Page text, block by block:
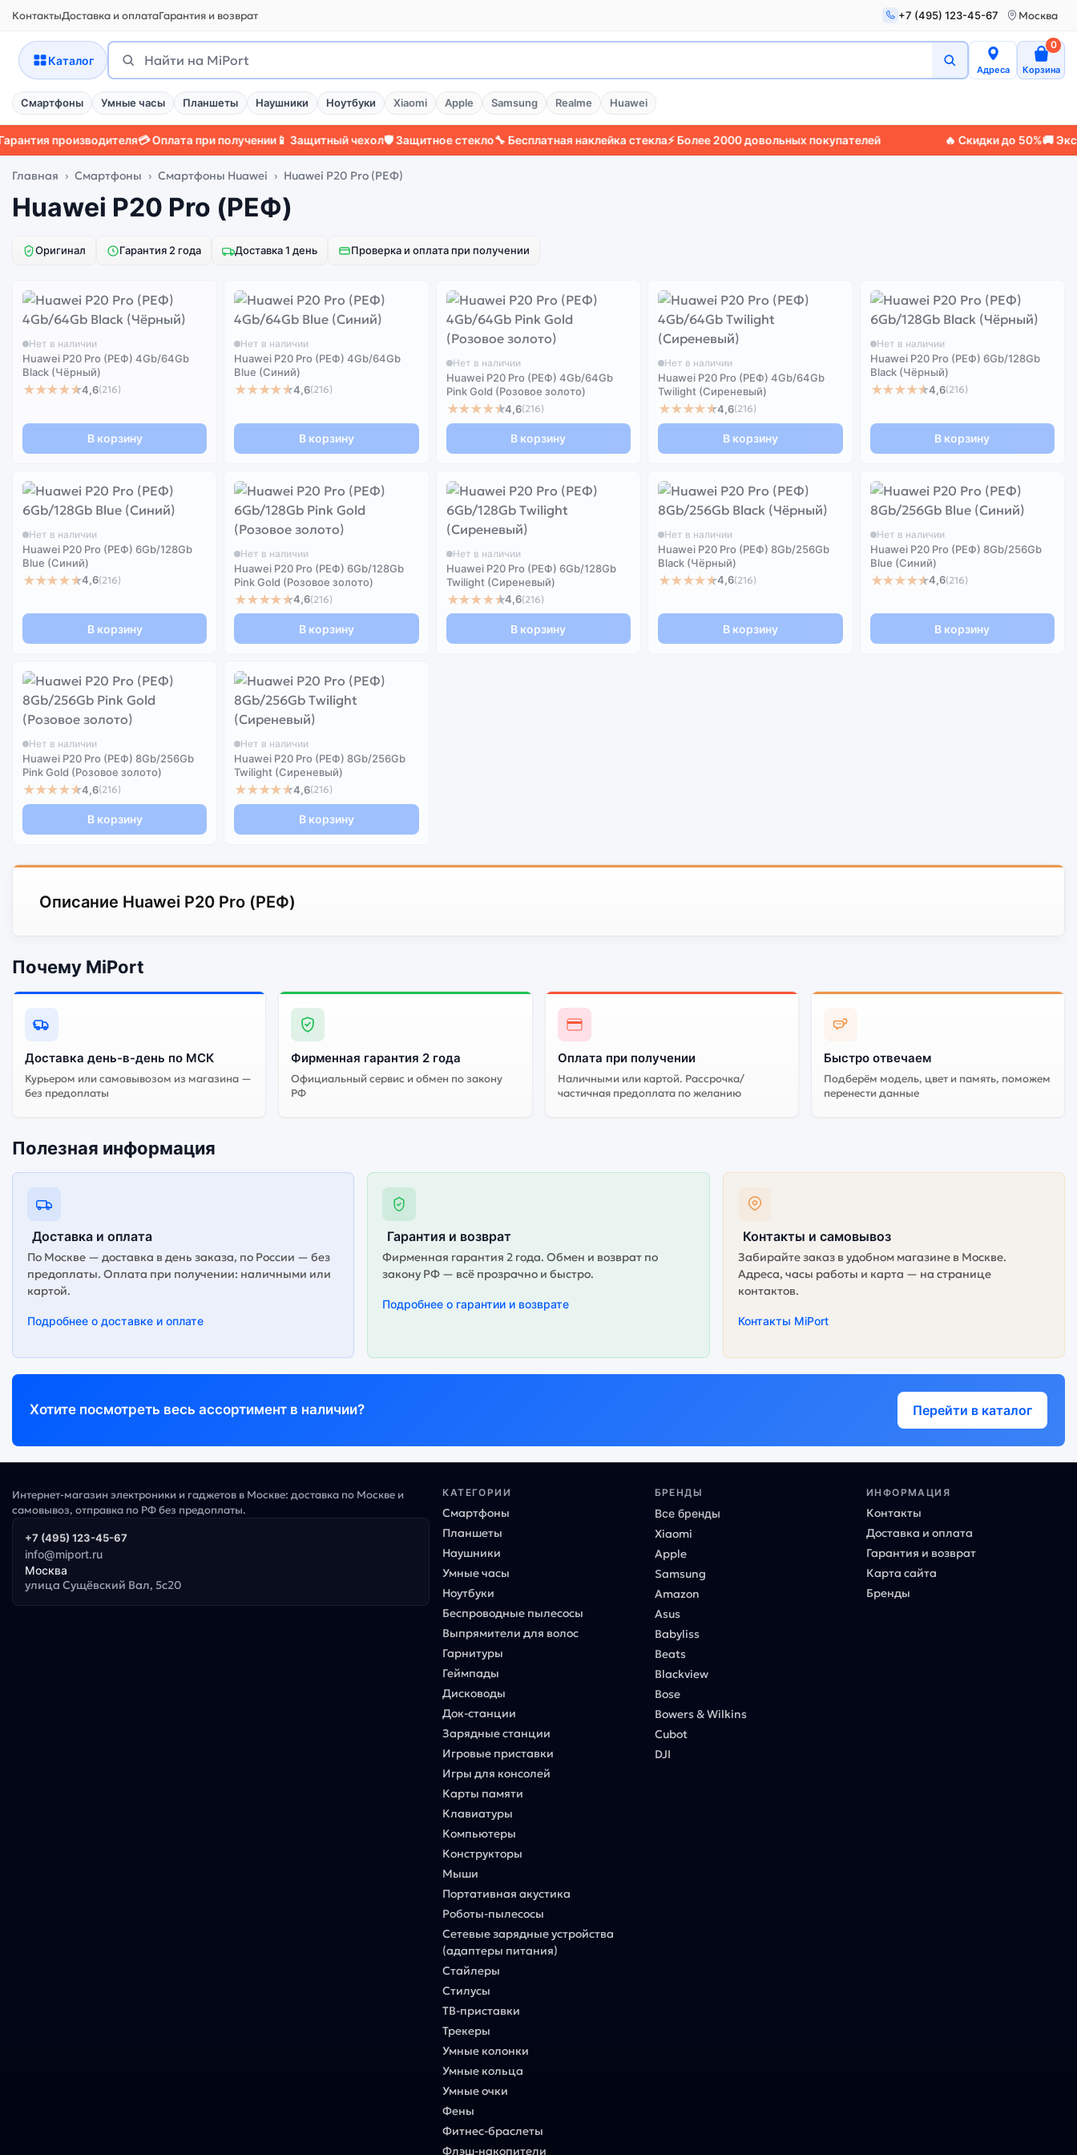
КонтактыДоставка и оплатаГарантия и возврат +7 (495) 123-45-67 Москва
Каталог
Поиск
Найти
Адреса Корзина
0
Смартфоны Умные часы Планшеты Наушники Ноутбуки Xiaomi Apple Samsung Realme Huawei
производителя💳 Оплата при получении📱 Защитный чехол🛡️ Защитное стекло🔧 Бесплатная наклейка стекла⚡ Более 2000 довольных покупателей 🔥 Скидки до 50%🚚
Главная Смартфоны Смартфоны Huawei Huawei P20 Pro (РЕФ)
Huawei P20 Pro (РЕФ)
Оригинал Гарантия 2 года Доставка 1 день Проверка и оплата при получении
Нет в наличии
Huawei P20 Pro (РЕФ) 4Gb/64Gb
Black (Чёрный)
★★★★★4,6(216)
В корзину
Нет в наличии
Huawei P20 Pro (РЕФ) 4Gb/64Gb
Blue (Синий)
★★★★★4,6(216)
В корзину
Нет в наличии
Huawei P20 Pro (РЕФ) 4Gb/64Gb
Pink Gold (Розовое золото)
★★★★★4,6(216)
В корзину
Нет в наличии
Huawei P20 Pro (РЕФ) 4Gb/64Gb
Twilight (Сиреневый)
★★★★★4,6(216)
В корзину
Нет в наличии
Huawei P20 Pro (РЕФ) 6Gb/128Gb
Black (Чёрный)
★★★★★4,6(216)
В корзину
Нет в наличии
Huawei P20 Pro (РЕФ) 6Gb/128Gb
Blue (Синий)
★★★★★4,6(216)
В корзину
Нет в наличии
Huawei P20 Pro (РЕФ) 6Gb/128Gb
Pink Gold (Розовое золото)
★★★★★4,6(216)
В корзину
Нет в наличии
Huawei P20 Pro (РЕФ) 6Gb/128Gb
Twilight (Сиреневый)
★★★★★4,6(216)
В корзину
Нет в наличии
Huawei P20 Pro (РЕФ) 8Gb/256Gb
Black (Чёрный)
★★★★★4,6(216)
В корзину
Нет в наличии
Huawei P20 Pro (РЕФ) 8Gb/256Gb
Blue (Синий)
★★★★★4,6(216)
В корзину
Нет в наличии
Huawei P20 Pro (РЕФ) 8Gb/256Gb
Pink Gold (Розовое золото)
★★★★★4,6(216)
В корзину
Нет в наличии
Huawei P20 Pro (РЕФ) 8Gb/256Gb
Twilight (Сиреневый)
★★★★★4,6(216)
В корзину
Описание Huawei P20 Pro (РЕФ)
Почему MiPort
Доставка день-в-день по МСК
Курьером или самовывозом из магазина —
без предоплаты
Фирменная гарантия 2 года
Официальный сервис и обмен по закону
РФ
Оплата при получении
Наличными или картой. Рассрочка/
частичная предоплата по желанию
Быстро отвечаем
Подберём модель, цвет и память, поможем
перенести данные
Полезная информация
Доставка и оплата
По Москве — доставка в день заказа, по России — без
предоплаты. Оплата при получении: наличными или
картой.
Подробнее о доставке и оплате
Гарантия и возврат
Фирменная гарантия 2 года. Обмен и возврат по
закону РФ — всё прозрачно и быстро.
Подробнее о гарантии и возврате
Контакты и самовывоз
Забирайте заказ в удобном магазине в Москве.
Адреса, часы работы и карта — на странице
контактов.
Контакты MiPort
Хотите посмотреть весь ассортимент в наличии? Перейти в каталог
Интернет-магазин электроники и гаджетов в Москве: доставка по Москве и
самовывоз, отправка по РФ без предоплаты.
+7 (495) 123-45-67
info@miport.ru
Москва
улица Сущёвский Вал, 5с20
КАТЕГОРИИ
Смартфоны
Планшеты
Наушники
Умные часы
Ноутбуки
Беспроводные пылесосы
Выпрямители для волос
Гарнитуры
Геймпады
Дисководы
Док-станции
Зарядные станции
Игровые приставки
Игры для консолей
Карты памяти
Клавиатуры
Компьютеры
Конструкторы
Мыши
Портативная акустика
Роботы-пылесосы
Сетевые зарядные устройства
(адаптеры питания)
Стайлеры
Стилусы
ТВ-приставки
Трекеры
Умные колонки
Умные кольца
Умные очки
Фены
Фитнес-браслеты
Флэш-накопители
БРЕНДЫ
Все бренды
Xiaomi
Apple
Samsung
Amazon
Asus
Babyliss
Beats
Blackview
Bose
Bowers & Wilkins
Cubot
DJI
ИНФОРМАЦИЯ
Контакты
Доставка и оплата
Гарантия и возврат
Карта сайта
Бренды